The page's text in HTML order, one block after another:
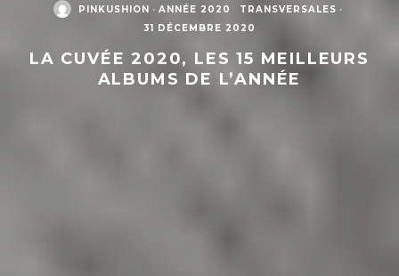
PINKUSHION · ANNÉE 2020 TRANSVERSALES ·
31 DÉCEMBRE 2020
LA CUVÉE 2020, LES 15 MEILLEURS
ALBUMS DE L’ANNÉE